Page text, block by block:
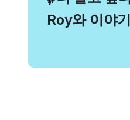
Roy와 이야